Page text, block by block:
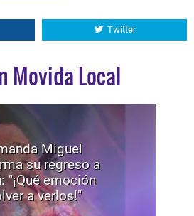
Twitter
Movida Local
Miguel
su regreso a
"¡Qué emoción
a verlos!"